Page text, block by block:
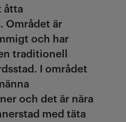
åtta
Området är
och har
traditionell
I området
och det är nära
med täta